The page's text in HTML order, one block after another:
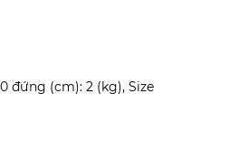
đứng (cm): 2 (kg), Size